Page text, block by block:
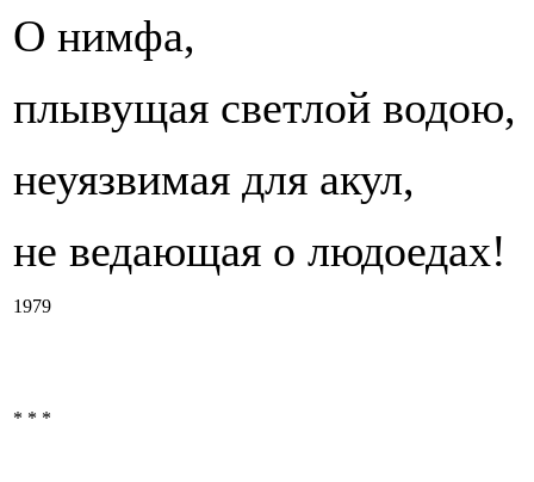
О нимфа,
плывущая светлой водою,
неуязвимая для акул,
не ведающая о людоедах!
1979
* * *